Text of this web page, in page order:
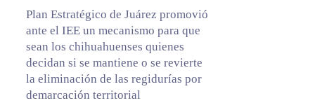
Plan Estratégico de Juárez promovió
ante el IEE un mecanismo para que
sean los chihuahuenses quienes
decidan si se mantiene o se revierte
la eliminación de las regidurías por
demarcación territorial